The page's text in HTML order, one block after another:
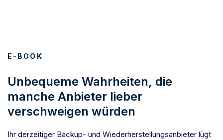
E-BOOK
Unbequeme Wahrheiten, die
manche Anbieter lieber
verschweigen würden
Ihr derzeitiger Backup- und Wiederherstellungsanbieter lügt